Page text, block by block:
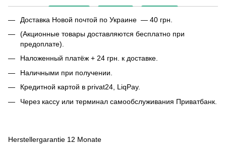
Доставка Новой почтой по Украине — 40 грн.
(Акционные товары доставляются бесплатно при
предоплате).
Наложенный платёж + 24 грн. к доставке.
Наличными при получении.
Кредитной картой в privat24, LiqPay.
Через кассу или терминал самообслуживания Приватбанк.
Herstellergarantie 12 Monate